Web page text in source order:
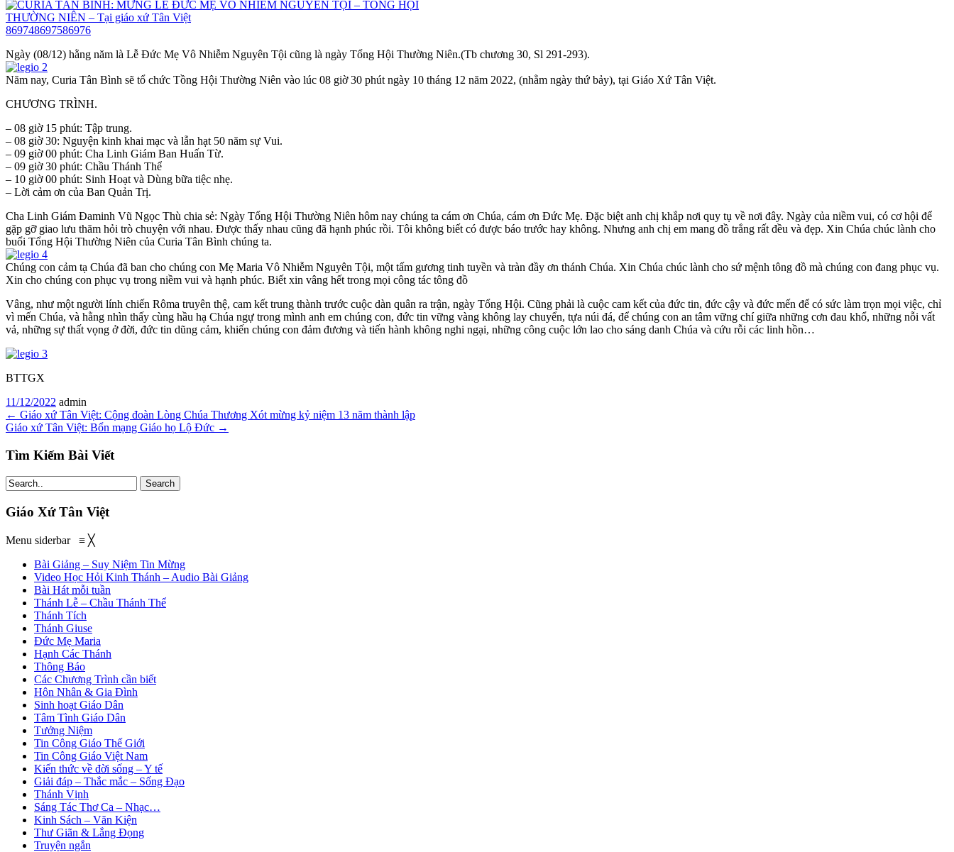
869748697586976
Ngày (08/12) hằng năm là Lễ Đức Mẹ Vô Nhiễm Nguyên Tội cũng là ngày Tổng Hội Thường Niên.(Tb chương 30, Sl 291-293).
Năm nay, Curia Tân Bình sẽ tổ chức Tồng Hội Thường Niên vào lúc 08 giờ 30 phút ngày 10 tháng 12 năm 2022, (nhằm ngày thứ bảy), tại Giáo Xứ Tân Việt.
CHƯƠNG TRÌNH.
– 08 giờ 15 phút: Tập trung.
– 08 giờ 30: Nguyện kinh khai mạc và lẫn hạt 50 năm sự Vui.
– 09 giờ 00 phút: Cha Linh Giám Ban Huấn Từ.
– 09 giờ 30 phút: Chầu Thánh Thể
– 10 giờ 00 phút: Sinh Hoạt và Dùng bữa tiệc nhẹ.
– Lời cảm ơn của Ban Quản Trị.
Cha Linh Giám Đaminh Vũ Ngọc Thù chia sẻ: Ngày Tổng Hội Thường Niên hôm nay chúng ta cám ơn Chúa, cám ơn Đức Mẹ. Đặc biệt anh chị khắp nơi quy tụ về nơi đây. Ngày của niềm vui, có cơ hội để
gặp gỡ giao lưu thăm hỏi trò chuyện với nhau. Được thấy nhau cũng đã hạnh phúc rồi. Tôi không biết có được báo trước hay không. Nhưng anh chị em mang đồ trắng rất đều và đẹp. Xin Chúa chúc lành cho
buổi Tổng Hội Thường Niên của Curia Tân Bình chúng ta.
Chúng con cảm tạ Chúa đã ban cho chúng con Mẹ Maria Vô Nhiễm Nguyên Tội, một tấm gương tinh tuyền và tràn đầy ơn thánh Chúa. Xin Chúa chúc lành cho sứ mệnh tông đồ mà chúng con đang phục vụ.
Xin cho chúng con phục vụ trong niềm vui và hạnh phúc. Biết xin vâng hết trong mọi công tác tông đồ
Vâng, như một người lính chiến Rôma truyên thệ, cam kết trung thành trước cuộc dàn quân ra trận, ngày Tổng Hội. Cũng phải là cuộc cam kết của đức tin, đức cậy và đức mến để có sức làm trọn mọi việc, chỉ
vì mến Chúa, và hằng nhìn thấy cùng hầu hạ Chúa ngự trong mình anh em chúng con, đức tin vững vàng không lay chuyển, tựa núi đá, để chúng con an tâm vững chí giữa những cơn đau khổ, những nỗi vất
vả, những sự thất vọng ở đời, đức tin dũng cảm, khiến chúng con đảm đương và tiến hành không nghi ngại, những công cuộc lớn lao cho sáng danh Chúa và cứu rỗi các linh hồn…
BTTGX
11/12/2022 admin
← Giáo xứ Tân Việt: Cộng đoàn Lòng Chúa Thương Xót mừng kỷ niệm 13 năm thành lập
Giáo xứ Tân Việt: Bổn mạng Giáo họ Lộ Đức →
Tìm Kiếm Bài Viết
Search
Giáo Xứ Tân Việt
Menu siderbar ≡ ╳
Bài Giảng – Suy Niệm Tin Mừng
Video Học Hỏi Kinh Thánh – Audio Bài Giảng
Bài Hát mỗi tuần
Thánh Lễ – Chầu Thánh Thể
Thánh Tích
Thánh Giuse
Đức Mẹ Maria
Hạnh Các Thánh
Thông Báo
Các Chương Trình cần biết
Hôn Nhân & Gia Đình
Sinh hoạt Giáo Dân
Tâm Tình Giáo Dân
Tưởng Niệm
Tin Công Giáo Thế Giới
Tin Công Giáo Việt Nam
Kiến thức về đời sống – Y tế
Giải đáp – Thắc mắc – Sống Đạo
Thánh Vịnh
Sáng Tác Thơ Ca – Nhạc…
Kinh Sách – Văn Kiện
Thư Giãn & Lắng Đọng
Truyện ngắn